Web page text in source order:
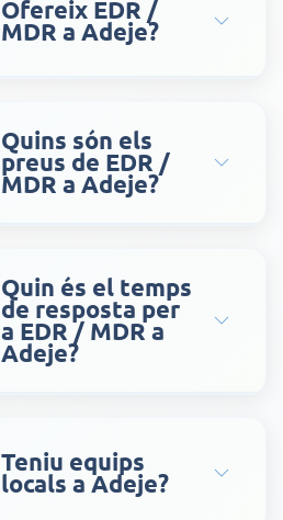
Ofereix EDR /
MDR a Adeje?
Quins són els
preus de EDR /
MDR a Adeje?
Quin és el temps
de resposta per
a EDR / MDR a
Adeje?
Teniu equips
locals a Adeje?